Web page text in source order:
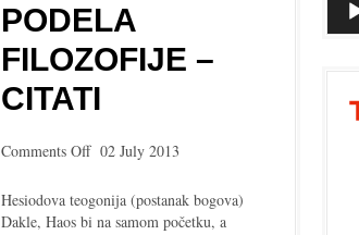
PODELA
FILOZOFIJE –
CITATI
Comments Offon
i
istorijska
02 July 2013
Hesiodova teogonija (postanak bogova)
Dakle, Haos bi na samom početku, a